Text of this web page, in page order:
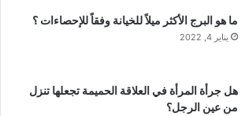
ما هو البرج الأكثر ميلاً للخيانة وفقاً للإحصاءات ؟
يناير 4, 2022
هل جرأة المرأة في العلاقة الحميمة تجعلها تنزل
من عين الرجل؟